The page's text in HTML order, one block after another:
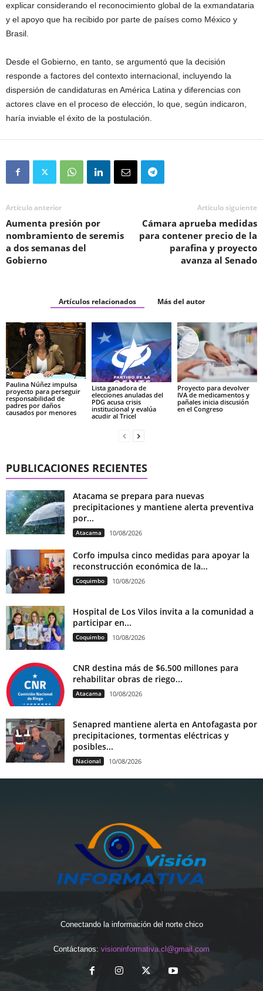
explicar considerando el reconocimiento global de la exmandataria
y el apoyo que ha recibido por parte de países como México y
Brasil.
Desde el Gobierno, en tanto, se argumentó que la decisión
responde a factores del contexto internacional, incluyendo la
dispersión de candidaturas en América Latina y diferencias con
actores clave en el proceso de elección, lo que, según indicaron,
haría inviable el éxito de la postulación.
Artículo anterior
Aumenta presión por
nombramiento de seremis
a dos semanas del
Gobierno
Artículo siguiente
Cámara aprueba medidas
para contener precio de la
parafina y proyecto
avanza al Senado
Artículos relacionados Más del autor
Paulina Núñez impulsa
proyecto para perseguir
responsabilidad de
padres por daños
causados por menores
Lista ganadora de
elecciones anuladas del
PDG acusa crisis
institucional y evalúa
acudir al Tricel
Proyecto para devolver
IVA de medicamentos y
pañales inicia discusión
en el Congreso
PUBLICACIONES RECIENTES
Atacama se prepara para nuevas
precipitaciones y mantiene alerta preventiva
por...
Atacama 10/08/2026
Corfo impulsa cinco medidas para apoyar la
reconstrucción económica de la...
Coquimbo 10/08/2026
Hospital de Los Vilos invita a la comunidad a
participar en...
Coquimbo 10/08/2026
CNR destina más de $6.500 millones para
rehabilitar obras de riego...
Atacama 10/08/2026
Senapred mantiene alerta en Antofagasta por
precipitaciones, tormentas eléctricas y
posibles...
Nacional 10/08/2026
Conectando la información del norte chico
Contáctanos: visioninformativa.cl@gmail.com